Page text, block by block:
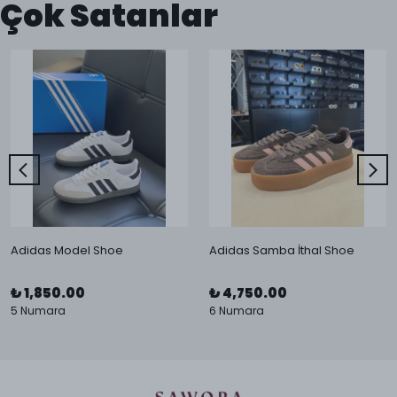
Çok Satanlar
Adidas Model Shoe
₺ 1,850.00
5 Numara
Adidas Samba İthal Shoe
₺ 4,750.00
6 Numara